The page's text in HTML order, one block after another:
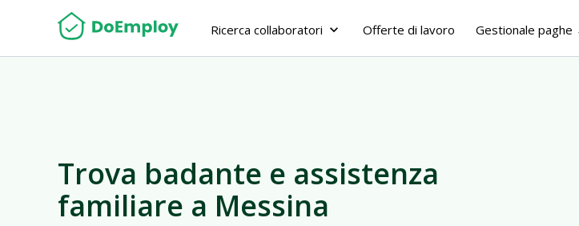
Ricerca collaboratori keyboard_arrow_down Offerte di lavoro Gestionale paghe
Trova badante e assistenza
familiare a Messina